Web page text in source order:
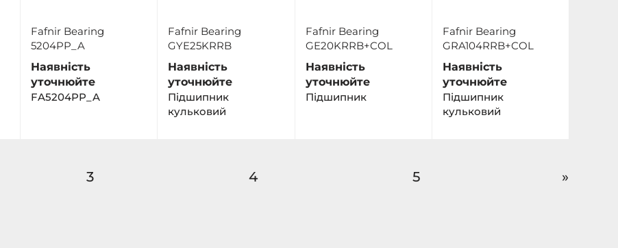
Fafnir Bearing
5204PP_A
Наявність
уточнюйте
FA5204PP_A
Fafnir Bearing
GYE25KRRB
Наявність
уточнюйте
Пiдшипник
кульковий
Fafnir Bearing
GE20KRRB+COL
Наявність
уточнюйте
Підшипник
Fafnir Bearing
GRA104RRB+COL
Наявність
уточнюйте
Підшипник
кульковий
3 4 5 »